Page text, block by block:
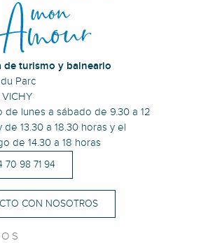
de turismo y balneario
Parc
de lunes a sábado de 9.30 a 12
de 13.30 a 18.30 horas y el
de 14.30 a 18 horas
70 98 71 94
CON NOSOTROS